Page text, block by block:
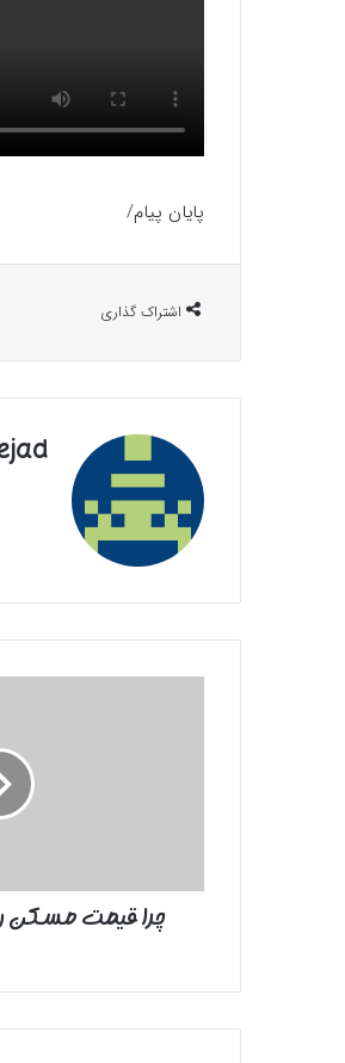
پایان پیام/
اشتراک گذاری
چرا قیمت مسکن